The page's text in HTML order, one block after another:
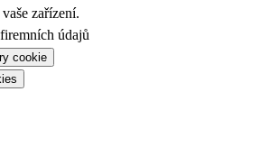
zařízení.
údajů
cookie